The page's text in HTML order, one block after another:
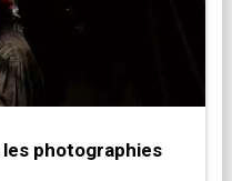
photographies